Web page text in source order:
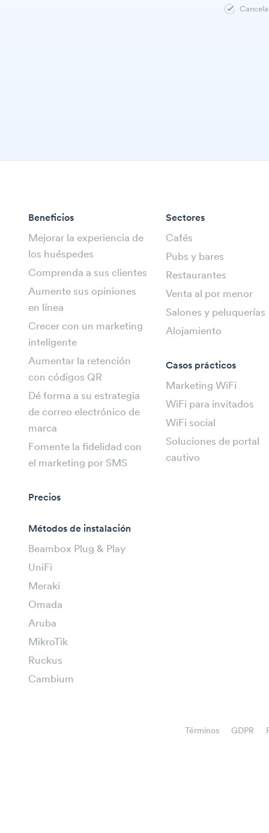
Beneficios
Mejorar la experiencia de
los huéspedes
Comprenda a sus clientes
Aumente sus opiniones
en línea
Crecer con un marketing
inteligente
Aumentar la retención
con códigos QR
Dé forma a su estrategia
de correo electrónico de
marca
Fomente la fidelidad con
el marketing por SMS
Precios
Métodos de instalación
Beambox Plug & Play
UniFi
Meraki
Omada
Aruba
MikroTik
Ruckus
Cambium
Sectores
Cafés
Pubs y bares
Restaurantes
Venta al por menor
Salones y peluquerías
Alojamiento
Casos prácticos
Marketing WiFi
WiFi para invitados
WiFi social
Soluciones de portal
cautivo
Términos GDPR